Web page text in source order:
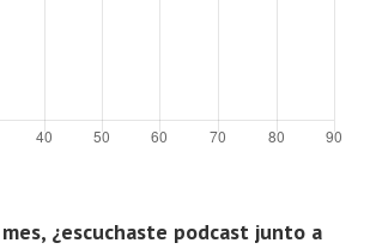
¿escuchaste podcast junto a